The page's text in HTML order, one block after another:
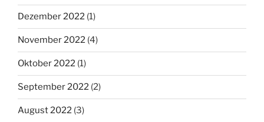
Dezember 2022 (1)
November 2022 (4)
Oktober 2022 (1)
September 2022 (2)
August 2022 (3)